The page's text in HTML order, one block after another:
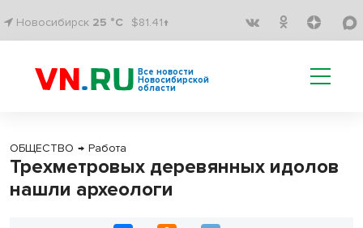
Новосибирск 25 °C $81.41↑
Все новости
Новосибирской
области
ОБЩЕСТВО → Работа
Трехметровых деревянных идолов
нашли археологи